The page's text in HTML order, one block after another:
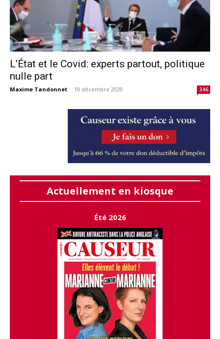
L’État et le Covid: experts partout, politique
nulle part
Maxime Tandonnet - 19 décembre 2020 346
Actuellement en kiosque
Été 2026